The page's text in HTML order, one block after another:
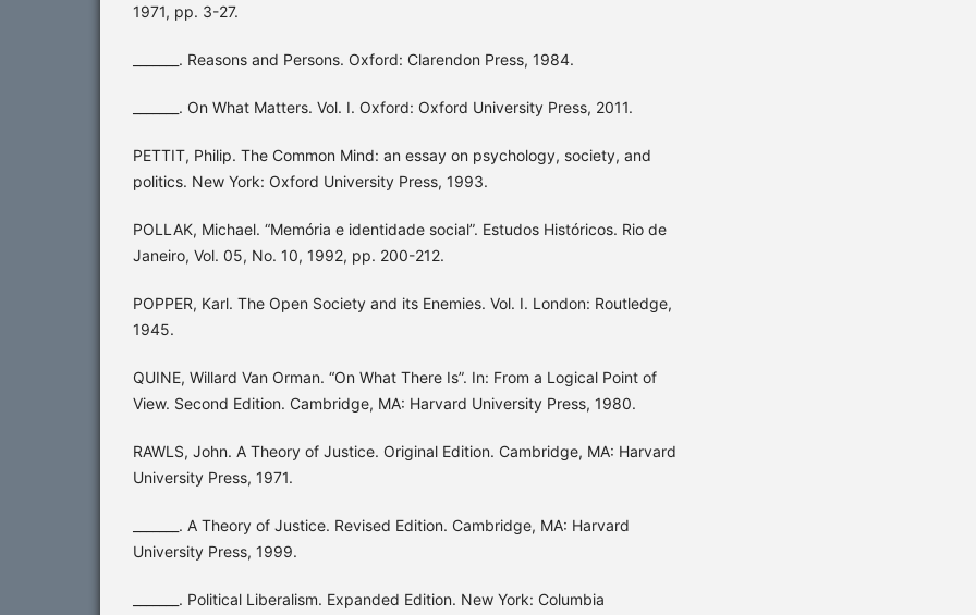
1971, pp. 3-27.
_______. Reasons and Persons. Oxford: Clarendon Press, 1984.
_______. On What Matters. Vol. I. Oxford: Oxford University Press, 2011.
PETTIT, Philip. The Common Mind: an essay on psychology, society, and
politics. New York: Oxford University Press, 1993.
POLLAK, Michael. “Memória e identidade social”. Estudos Históricos. Rio de
Janeiro, Vol. 05, No. 10, 1992, pp. 200-212.
POPPER, Karl. The Open Society and its Enemies. Vol. I. London: Routledge,
1945.
QUINE, Willard Van Orman. “On What There Is”. In: From a Logical Point of
View. Second Edition. Cambridge, MA: Harvard University Press, 1980.
RAWLS, John. A Theory of Justice. Original Edition. Cambridge, MA: Harvard
University Press, 1971.
_______. A Theory of Justice. Revised Edition. Cambridge, MA: Harvard
University Press, 1999.
_______. Political Liberalism. Expanded Edition. New York: Columbia